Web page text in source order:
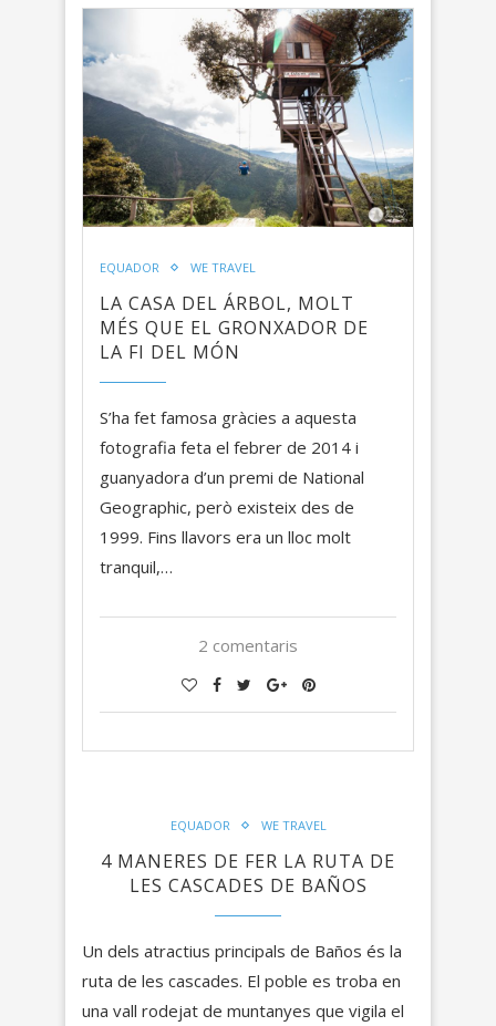
EQUADOR WE TRAVEL
LA CASA DEL ÁRBOL, MOLT
MÉS QUE EL GRONXADOR DE
LA FI DEL MÓN
S’ha fet famosa gràcies a aquesta
fotografia feta el febrer de 2014 i
guanyadora d’un premi de National
Geographic, però existeix des de
1999. Fins llavors era un lloc molt
tranquil,…
2 comentaris
EQUADOR WE TRAVEL
4 MANERES DE FER LA RUTA DE
LES CASCADES DE BAÑOS
Un dels atractius principals de Baños és la
ruta de les cascades. El poble es troba en
una vall rodejat de muntanyes que vigila el